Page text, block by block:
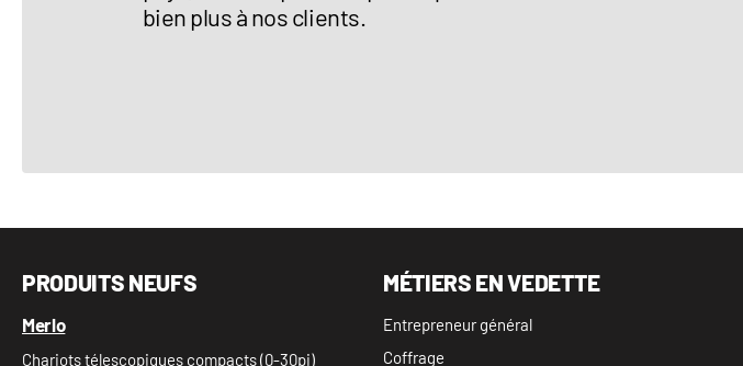
bien plus à nos clients.
PRODUITS NEUFS
Merlo
Chariots télescopiques compacts (0-30pi)
MÉTIERS EN VEDETTE
Entrepreneur général
Coffrage